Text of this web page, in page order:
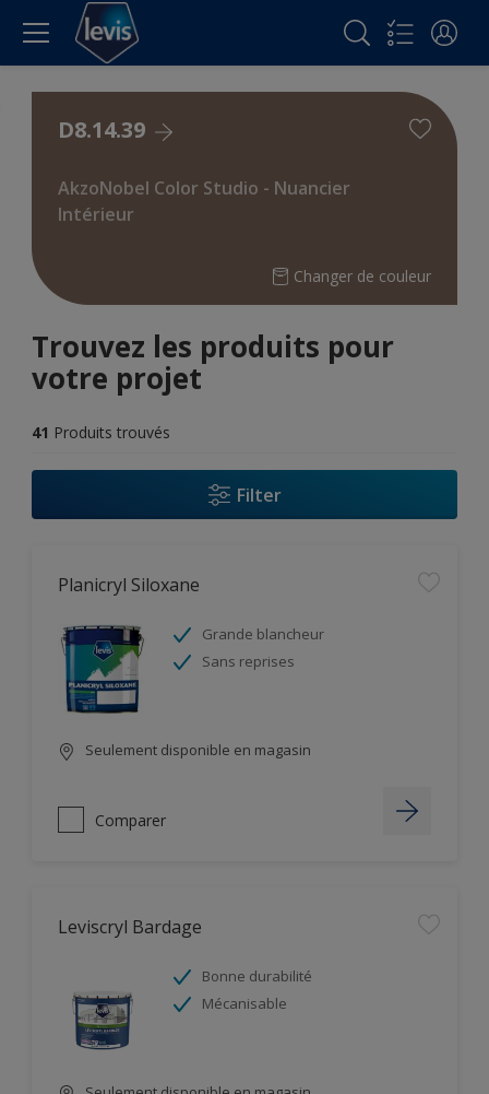
D8.14.39
AkzoNobel Color Studio - Nuancier
Intérieur
Changer de couleur
Trouvez les produits pour
votre projet
41 Produits trouvés
Filter
Planicryl Siloxane
Grande blancheur
Sans reprises
Seulement disponible en magasin
Comparer
Leviscryl Bardage
Bonne durabilité
Mécanisable